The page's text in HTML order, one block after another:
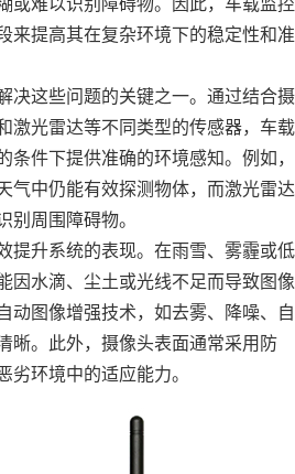
或难以识别障碍物。因此，车载监控
来提高其在复杂环境下的稳定性和准
决这些问题的关键之一。通过结合摄
激光雷达等不同类型的传感器，车载
条件下提供准确的环境感知。例如，
气中仍能有效探测物体，而激光雷达
别周围障碍物。
提升系统的表现。在雨雪、雾霾或低
因水滴、尘土或光线不足而导致图像
动图像增强技术，如去雾、降噪、自
晰。此外，摄像头表面通常采用防
劣环境中的适应能力。